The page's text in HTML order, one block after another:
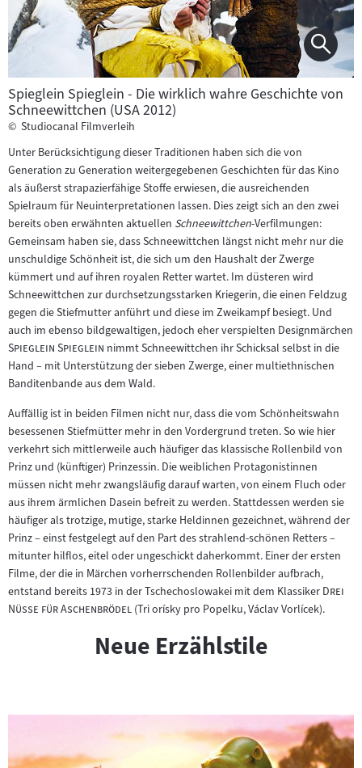
Spieglein Spieglein - Die wirklich wahre Geschichte von
Schneewittchen (USA 2012)
© Studiocanal Filmverleih
Unter Berücksichtigung dieser Traditionen haben sich die von
Generation zu Generation weitergegebenen Geschichten für das Kino
als äußerst strapazierfähige Stoffe erwiesen, die ausreichenden
Spielraum für Neuinterpretationen lassen. Dies zeigt sich an den zwei
bereits oben erwähnten aktuellen Schneewittchen-Verfilmungen:
Gemeinsam haben sie, dass Schneewittchen längst nicht mehr nur die
unschuldige Schönheit ist, die sich um den Haushalt der Zwerge
kümmert und auf ihren royalen Retter wartet. Im düsteren wird
Schneewittchen zur durchsetzungsstarken Kriegerin, die einen Feldzug
gegen die Stiefmutter anführt und diese im Zweikampf besiegt. Und
auch im ebenso bildgewaltigen, jedoch eher verspielten Designmärchen
"
Spieglein Spieglein "nimmt Schneewittchen ihr Schicksal selbst in die
Hand – mit Unterstützung der sieben Zwerge, einer multiethnischen
Banditenbande aus dem Wald.
Auffällig ist in beiden Filmen nicht nur, dass die vom Schönheitswahn
besessenen Stiefmütter mehr in den Vordergrund treten. So wie hier
verkehrt sich mittlerweile auch häufiger das klassische Rollenbild von
Prinz und (künftiger) Prinzessin. Die weiblichen Protagonistinnen
müssen nicht mehr zwangsläufig darauf warten, von einem Fluch oder
aus ihrem ärmlichen Dasein befreit zu werden. Stattdessen werden sie
häufiger als trotzige, mutige, starke Heldinnen gezeichnet, während der
Prinz – einst festgelegt auf den Part des strahlend-schönen Retters –
mitunter hilflos, eitel oder ungeschickt daherkommt. Einer der ersten
Filme, der die in Märchen vorherrschenden Rollenbilder aufbrach,
entstand bereits 1973 in der Tschechoslowakei mit dem Klassiker "Drei
Nüsse für Aschenbrödel "(Tri orísky pro Popelku, Václav Vorlícek).
Neue Erzählstile